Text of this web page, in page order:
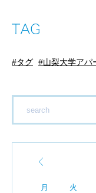
タグ 山梨大学アパ
月 火